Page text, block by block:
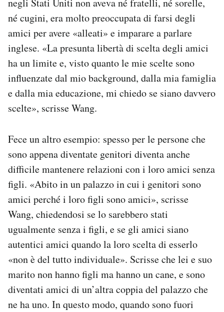
negli Stati Uniti non aveva né fratelli, né sorelle,
né cugini, era molto preoccupata di farsi degli
amici per avere «alleati» e imparare a parlare
inglese. «La presunta libertà di scelta degli amici
ha un limite e, visto quanto le mie scelte sono
influenzate dal mio background, dalla mia famiglia
e dalla mia educazione, mi chiedo se siano davvero
scelte», scrisse Wang.
Fece un altro esempio: spesso per le persone che
sono appena diventate genitori diventa anche
difficile mantenere relazioni con i loro amici senza
figli. «Abito in un palazzo in cui i genitori sono
amici perché i loro figli sono amici», scrisse
Wang, chiedendosi se lo sarebbero stati
ugualmente senza i figli, e se gli amici siano
autentici amici quando la loro scelta di esserlo
«non è del tutto individuale». Scrisse che lei e suo
marito non hanno figli ma hanno un cane, e sono
diventati amici di un’altra coppia del palazzo che
ne ha uno. In questo modo, quando sono fuori